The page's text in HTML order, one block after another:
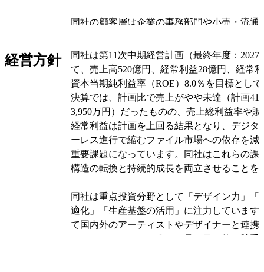
同社の顧客層は企業の事務部門や小売・流通
ます。収益の中心は製品販売で、ファイル類
アやベトナム、マレーシアの生産拠点で製造
す。
事業は大きく「文具事務用品事業」と「ライ
業」に分かれており、それぞれに複数の製品
ます。文具事務用品事業はファイル・とじ具
い、ライフスタイル用品事業はオリジナル家
ッチン雑貨、造花・インテリア雑貨、生活家
で一部子会社の区分を変更しています。
オリジナルを見る
経営方針
同社は第11次中期経営計画（最終年度：2027
て、売上高520億円、経常利益28億円、経常
資本当期純利益率（ROE）8.0％を目標とし
決算では、計画比で売上がやや未達（計画
3,950万円）だったものの、売上総利益率や
経常利益は計画を上回る結果となり、デジタ
ーレス進行で縮むファイル市場への依存を減
重要課題になっています。同社はこれらの課
構造の転換と持続的成長を両立させることを
同社は重点投資分野として「デザイン力」「
適化」「生産基盤の活用」に注力しています
て国内外のアーティストやデザイナーと連携